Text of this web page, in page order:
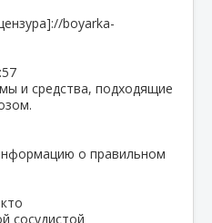
boyarka-
и средства, подходящие
о правильном
сосудистой